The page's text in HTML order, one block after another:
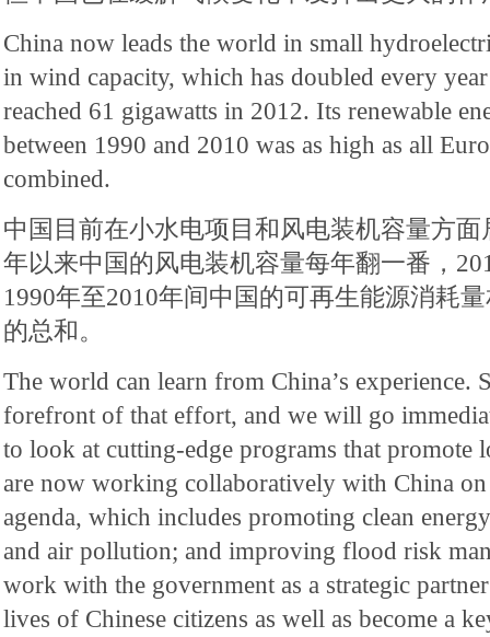
China now leads the world in small
in wind capacity, which has doubled every
reached 61 gigawatts in 2012. Its renewable
between 1990 and 2010 was as high as all
combined.
中国目前在小水电项目和风电装机容量方面
年以来中国的风电装机容量每年翻一番，
1990年至2010年间中国的可再生能源消耗
的总和。
The world can learn from China’s experience.
forefront of that effort, and we will go
to look at cutting-edge programs that promote
are now working collaboratively with China on
agenda, which includes promoting clean
and air pollution; and improving flood risk
work with the government as a strategic
lives of Chinese citizens as well as become a